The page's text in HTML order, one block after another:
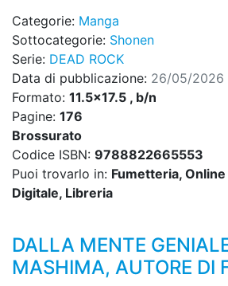
Categorie: Manga
Sottocategorie: Shonen
Serie: DEAD ROCK
Data di pubblicazione: 26/05/2026
Formato: 11.5x17.5 , b/n
Pagine: 176
Brossurato
Codice ISBN: 9788822665553
Puoi trovarlo in: Fumetteria,
Digitale, Libreria
DALLA MENTE
MASHIMA, AUTORE DI